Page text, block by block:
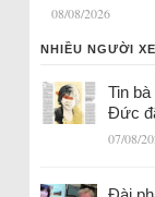
08/08/2026
NHIỀU NGƯỜI
Tin
Đức
07/08/